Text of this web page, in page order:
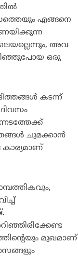
എങ്ങനെ
അവ
ഒരു
കടന്ന്
ചുമക്കാന്‍
കാര്യമാണ്
മുഖമാണ്